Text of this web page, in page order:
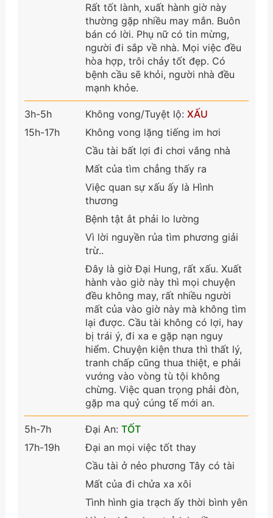
Rất tốt lành, xuất hành giờ này
thường gặp nhiều may mắn. Buôn
bán có lời. Phụ nữ có tin mừng,
người đi sắp về nhà. Mọi việc đều
hòa hợp, trôi chảy tốt đẹp. Có
bệnh cầu sẽ khỏi, người nhà đều
mạnh khỏe.
3h-5h
15h-17h
Không vong/Tuyệt lộ: XẤU
Không vong lặng tiếng im hơi
Cầu tài bất lợi đi chơi vắng nhà
Mất của tìm chẳng thấy ra
Việc quan sự xấu ấy là Hình
thương
Bệnh tật ắt phải lo lường
Vì lời nguyền rủa tìm phương giải
trừ..
Đây là giờ Đại Hung, rất xấu. Xuất
hành vào giờ này thì mọi chuyện
đều không may, rất nhiều người
mất của vào giờ này mà không tìm
lại được. Cầu tài không có lợi, hay
bị trái ý, đi xa e gặp nạn nguy
hiểm. Chuyện kiện thưa thì thất lý,
tranh chấp cũng thua thiệt, e phải
vướng vào vòng tù tội không
chừng. Việc quan trọng phải đòn,
gặp ma quỷ cúng tế mới an.
5h-7h
17h-19h
Đại An: TỐT
Đại an mọi việc tốt thay
Cầu tài ở nẻo phương Tây có tài
Mất của đi chửa xa xôi
Tình hình gia trạch ấy thời bình yên